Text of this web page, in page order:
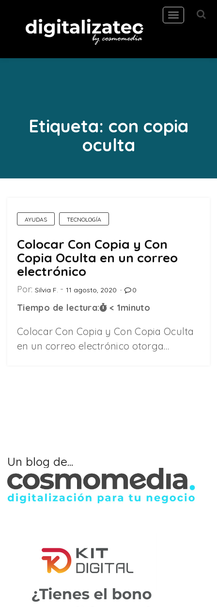
Toggle
navigation
Etiqueta: con copia
oculta
AYUDAS TECNOLOGÍA
Colocar Con Copia y Con
Copia Oculta en un correo
electrónico
Por: Silvia F. 11 agosto, 2020 0
Tiempo de lectura: < 1minuto
Colocar Con Copia y Con Copia Oculta
en un correo electrónico otorga…
Un blog de...